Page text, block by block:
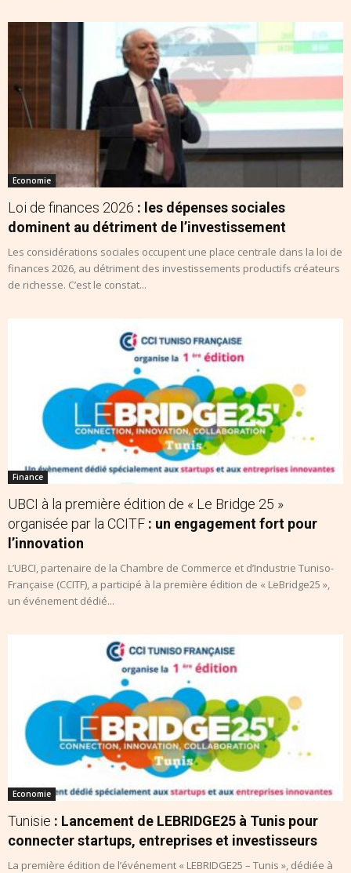
Economie
Loi de finances 2026 : les dépenses sociales
dominent au détriment de l’investissement
Les considérations sociales occupent une place centrale dans la loi de
finances 2026, au détriment des investissements productifs créateurs
de richesse. C’est le constat...
Finance
UBCI à la première édition de « Le Bridge 25 »
organisée par la CCITF : un engagement fort pour
l’innovation
L’UBCI, partenaire de la Chambre de Commerce et d’Industrie Tuniso-
Française (CCITF), a participé à la première édition de « LeBridge25 »,
un événement dédié...
Economie
Tunisie : Lancement de LEBRIDGE25 à Tunis pour
connecter startups, entreprises et investisseurs
La première édition de l’événement « LEBRIDGE25 – Tunis », dédiée à